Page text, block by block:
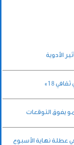
الأدوية
18»
يفوق التوقعات
عطلة نهاية الأسبوع